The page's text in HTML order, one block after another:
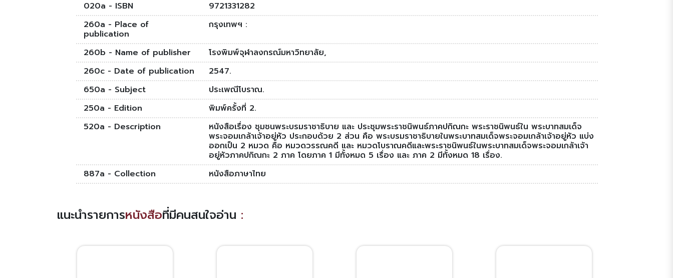
020a - ISBN
9721331282
260a - Place of
publication
กรุงเทพฯ :
260b - Name of publisher
โรงพิมพ์จุฬาลงกรณ์มหาวิทยาลัย,
260c - Date of publication
2547.
650a - Subject
ประเพณีโบราณ.
250a - Edition
พิมพ์ครั้งที่ 2.
520a - Description
หนังสือเรื่อง ชุมชนพระบรมราชาธิบาย และ ประชุมพระราชนิพนธ์ภาคปกิณกะ พระราชนิพนธ์ใน พระบาทสมเด็จ
พระจอมเกล้าเจ้าอยู่หัว ประกอบด้วย 2 ส่วน คือ พระบรมราชาธิบายในพระบาทสมเด็จพระจอมเกล้าเจ้าอยู่หัว แบ่ง
ออกเป็น 2 หมวด คือ หมวดวรรณคดี และ หมวดโบราณคดีและพระราชนิพนธ์ในพระบาทสมเด็จพระจอมเกล้าเจ้า
อยู่หัวภาคปกิณกะ 2 ภาค โดยภาค 1 มีทั้งหมด 5 เรื่อง และ ภาค 2 มีทั้งหมด 18 เรื่อง.
887a - Collection
หนังสือภาษาไทย
แนะนำรายการหนังสือที่มีคนสนใจอ่าน :